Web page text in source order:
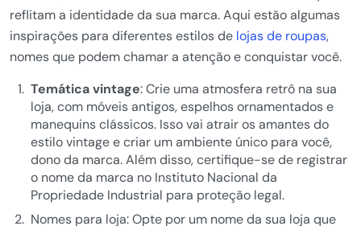
reflitam a identidade da sua marca. Aqui estão algumas
inspirações para diferentes estilos de lojas de roupas,
nomes que podem chamar a atenção e conquistar você.
Temática vintage: Crie uma atmosfera retrô na sua
loja, com móveis antigos, espelhos ornamentados e
manequins clássicos. Isso vai atrair os amantes do
estilo vintage e criar um ambiente único para você,
dono da marca. Além disso, certifique-se de registrar
o nome da marca no Instituto Nacional da
Propriedade Industrial para proteção legal.
Nomes para loja: Opte por um nome da sua loja que